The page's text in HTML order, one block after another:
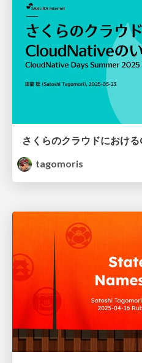
tagomoris